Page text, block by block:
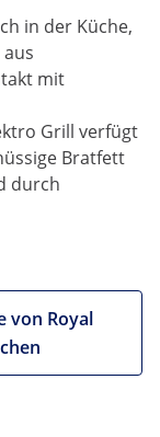
in der Küche,
mit
Grill verfügt
Bratfett
durch
von Royal